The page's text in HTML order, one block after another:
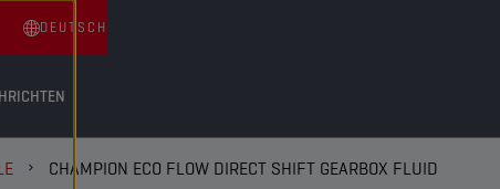
DEUTSCH
CHAMPION ECO FLOW DIRECT SHIFT GEARBOX FLUID